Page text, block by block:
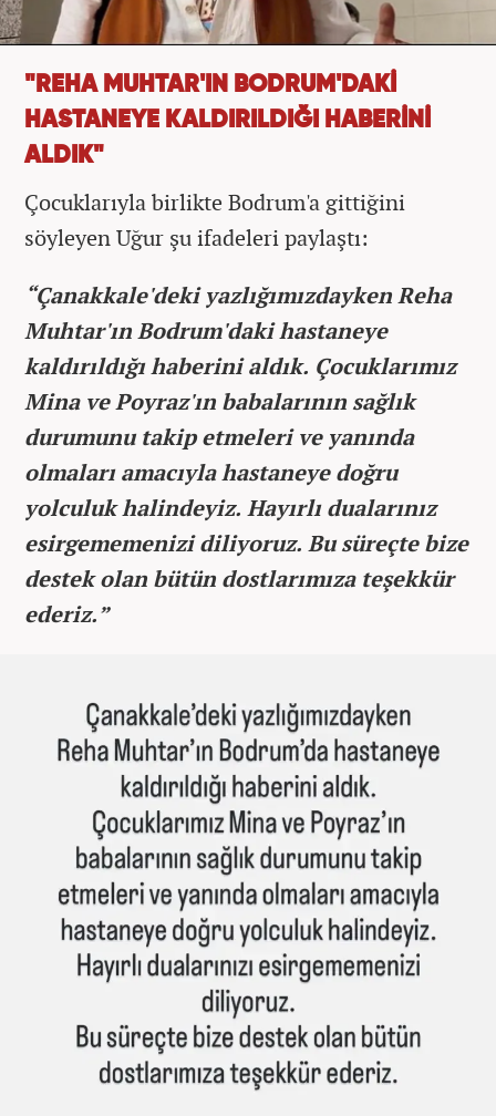
"REHA MUHTAR'IN BODRUM'DAKİ
HASTANEYE KALDIRILDIĞI HABERİNİ
ALDIK"
Çocuklarıyla birlikte Bodrum'a gittiğini
söyleyen Uğur şu ifadeleri paylaştı:
“Çanakkale'deki yazlığımızdayken Reha
Muhtar'ın Bodrum'daki hastaneye
kaldırıldığı haberini aldık. Çocuklarımız
Mina ve Poyraz'ın babalarının sağlık
durumunu takip etmeleri ve yanında
olmaları amacıyla hastaneye doğru
yolculuk halindeyiz. Hayırlı dualarınız
esirgememenizi diliyoruz. Bu süreçte bize
destek olan bütün dostlarımıza teşekkür
ederiz.”